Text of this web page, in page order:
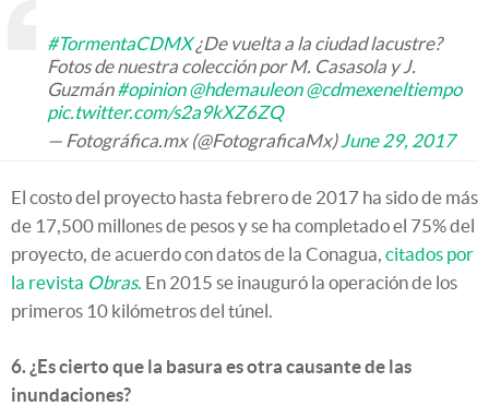
#TormentaCDMX¿De vuelta a la ciudad lacustre?
Fotos de nuestra colección por M. Casasola y J.
Guzmán#opinion @hdemauleon @cdmexeneltiempo
pic.twitter.com/s2a9kXZ6ZQ
— Fotográfica.mx (@FotograficaMx) June 29, 2017
El costo del proyecto hasta febrero de 2017 ha sido de más
de 17,500 millones de pesos y se ha completado el 75% del
proyecto, de acuerdo con datos de la Conagua, citados por
la revista Obras. En 2015 se inauguró la operación de los
primeros 10 kilómetros del túnel.
6. ¿Es cierto que la basura es otra causante de las
inundaciones?